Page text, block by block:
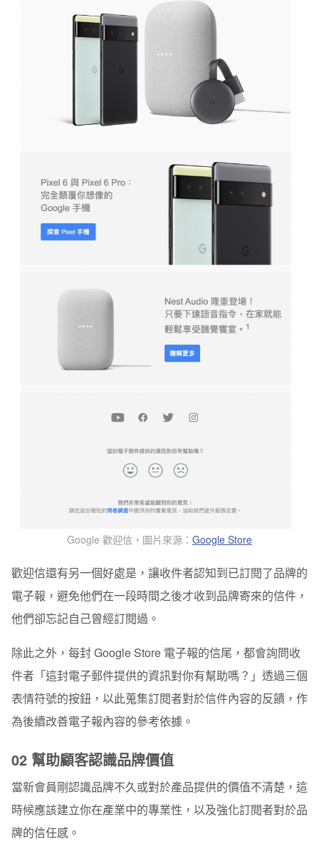
Google 歡迎信 ，圖片來源： Google Store
歡迎信還有另一個好處是，讓收件者認知到已訂閱了品牌的
電子報，避免他們在一段時間之後才收到品牌寄來的信件，
他們卻忘記自己曾經訂閱過。
除此之外，每封 Google Store 電子報的信尾，都會詢問收
件者「這封電子郵件提供的資訊對你有幫助嗎？」透過三個
表情符號的按鈕，以此蒐集訂閱者對於信件內容的反饋，作
為後續改善電子報內容的參考依據。
02 幫助顧客認識品牌價值
當新會員剛認識品牌不久或對於產品提供的價值不清楚，這
時候應該建立你在產業中的專業性，以及強化訂閱者對於品
牌的信任感。